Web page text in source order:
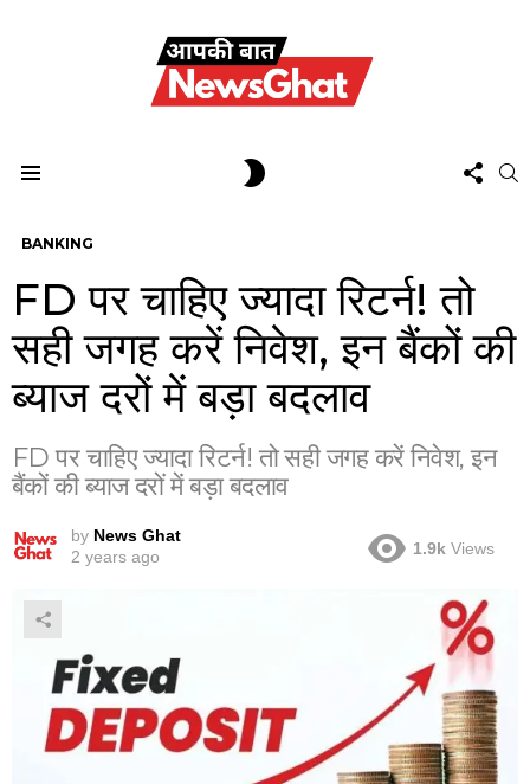
US
BANKING
FD पर चाहिए ज्यादा रिटर्न! तो
सही जगह करें निवेश, इन बैंकों की
ब्याज दरों में बड़ा बदलाव
FD पर चाहिए ज्यादा रिटर्न! तो सही जगह करें निवेश, इन
बैंकों की ब्याज दरों में बड़ा बदलाव
by News Ghat
2 years ago
1.9k Views